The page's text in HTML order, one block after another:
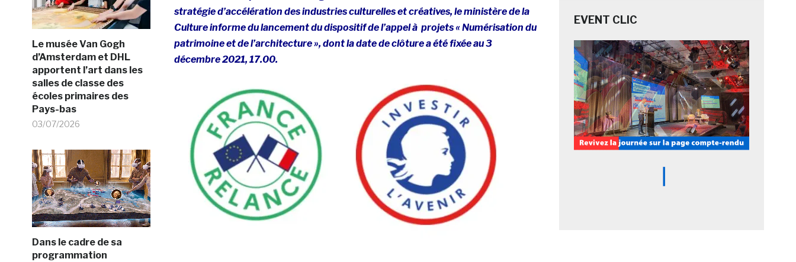
Le musée Van Gogh
d’Amsterdam et DHL
apportent l’art dans les
salles de classe des
écoles primaires des
Pays-bas
03/07/2026
Dans le cadre de sa
programmation
stratégie d’accélération des industries culturelles et créatives, le ministère de la
Culture informe du lancement du dispositif de l’appel à projets « Numérisation du
patrimoine et de l’architecture », dont la date de clôture a été fixée au 3
décembre 2021, 17.00.
EVENT CLIC